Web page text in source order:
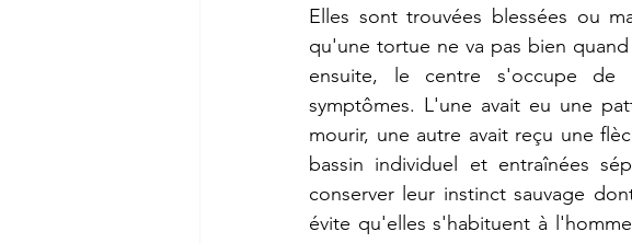
Elles sont trouvées blessées ou
qu'une tortue ne va pas bien
ensuite, le centre s'occupe de
symptômes. L'une avait eu une
mourir, une autre avait reçu une
bassin individuel et entraînées
conserver leur instinct sauvage
évite qu'elles s'habituent à